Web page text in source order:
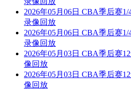
2026年05月06日 CBA季后赛
录像回放
2026年05月06日 CBA季后赛
录像回放
2026年05月03日 CBA季后赛
像回放
2026年05月03日 CBA季后赛
像回放